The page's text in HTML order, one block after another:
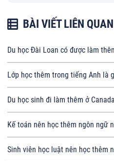
BÀI VIẾT LIÊN QUAN
Du học Đài Loan có được làm
Lớp học thêm trong tiếng Anh là
Du học sinh đi làm thêm ở
Kế toán nên học thêm ngôn ngữ
Sinh viên học luật nên học thêm